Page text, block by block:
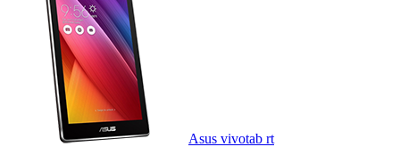
Asus vivotab rt